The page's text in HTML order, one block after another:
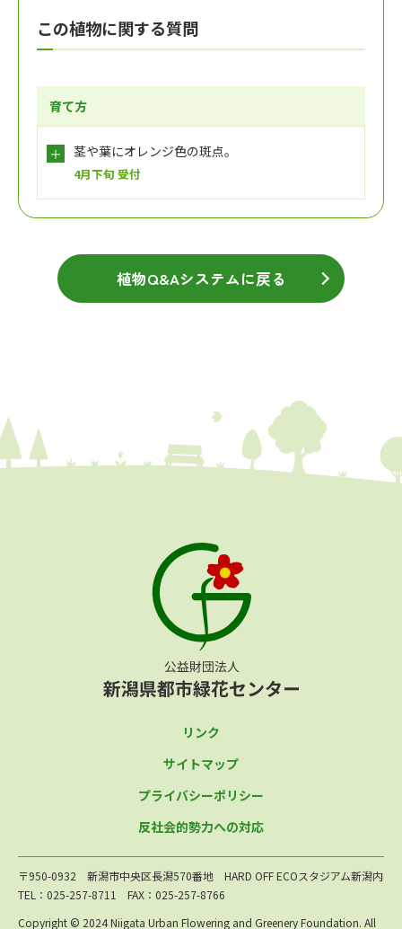
この植物に関する質問
育て方
茎や葉にオレンジ色の斑点。
4月下旬 受付
植物Q&Aシステムに戻る
リンク
サイトマップ
プライバシーポリシー
反社会的勢力への対応
〒950-0932 新潟市中央区長潟570番地 HARD OFF ECOスタジアム新潟内
TEL：025-257-8711 FAX：025-257-8766
Copyright © 2024 Niigata Urban Flowering and Greenery Foundation. All